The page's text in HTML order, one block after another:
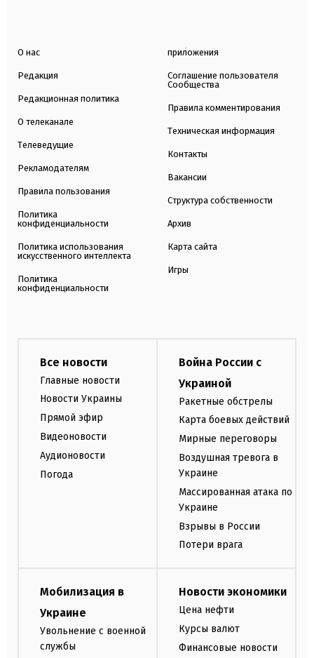
О нас
Редакция
Редакционная политика
О телеканале
Телеведущие
Рекламодателям
Правила пользования
Политика
конфиденциальности
Политика использования
искусственного интеллекта
Политика
конфиденциальности
приложения
Соглашение пользователя
Сообщества
Правила комментирования
Техническая информация
Контакты
Вакансии
Структура собственности
Архив
Карта сайта
Игры
Все новости
Главные новости
Новости Украины
Прямой эфир
Видеоновости
Аудионовости
Погода
Война России с
Украиной
Ракетные обстрелы
Карта боевых действий
Мирные переговоры
Воздушная тревога в
Украине
Массированная атака по
Украине
Взрывы в России
Потери врага
Мобилизация в
Украине
Увольнение с военной
службы
Новости экономики
Цена нефти
Курсы валют
Финансовые новости